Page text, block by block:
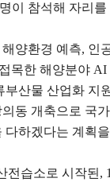
이 참석해 자리를
양환경 예측, 인
목한 해양분야 AI
부산물 산업화 지
동 개축으로 국
다하겠다는 계획
전습소로 시작된 ,